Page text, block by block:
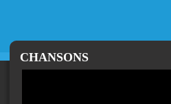
CHANSONS